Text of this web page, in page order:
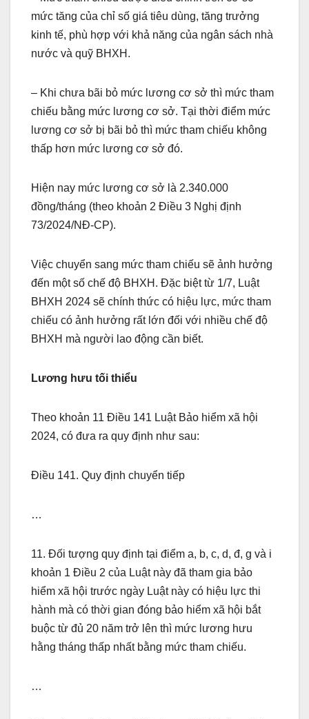
mức tăng của chỉ số giá tiêu dùng, tăng trưởng
kinh tế, phù hợp với khả năng của ngân sách nhà
nước và quỹ BHXH.
– Khi chưa bãi bỏ mức lương cơ sở thì mức tham
chiếu bằng mức lương cơ sở. Tại thời điểm mức
lương cơ sở bị bãi bỏ thì mức tham chiếu không
thấp hơn mức lương cơ sở đó.
Hiện nay mức lương cơ sở là 2.340.000
đồng/tháng (theo khoản 2 Điều 3 Nghị định
73/2024/NĐ-CP).
Việc chuyển sang mức tham chiếu sẽ ảnh hưởng
đến một số chế độ BHXH. Đặc biệt từ 1/7, Luật
BHXH 2024 sẽ chính thức có hiệu lực, mức tham
chiếu có ảnh hưởng rất lớn đối với nhiều chế độ
BHXH mà người lao động cần biết.
Lương hưu tối thiểu
Theo khoản 11 Điều 141 Luật Bảo hiểm xã hội
2024, có đưa ra quy định như sau:
Điều 141. Quy định chuyển tiếp
…
11. Đối tượng quy định tại điểm a, b, c, d, đ, g và i
khoản 1 Điều 2 của Luật này đã tham gia bảo
hiểm xã hội trước ngày Luật này có hiệu lực thi
hành mà có thời gian đóng bảo hiểm xã hội bắt
buộc từ đủ 20 năm trở lên thì mức lương hưu
hằng tháng thấp nhất bằng mức tham chiếu.
…